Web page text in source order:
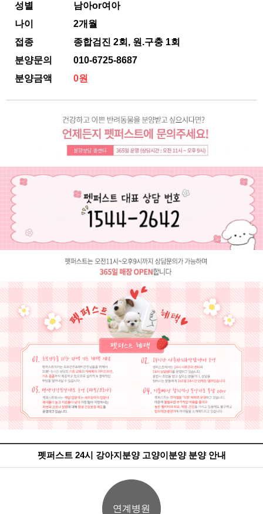
성별
남아or여아
나이
2개월
접종
종합검진 2회, 원.구충 1회
분양문의
010-6725-8687
분양금액
0원
펫퍼스트 24시 강아지분양 고양이분양 분양 안내
연계병원